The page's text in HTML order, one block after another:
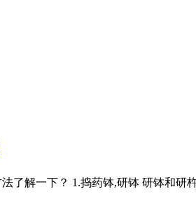
了解一下？ 1.捣药钵,研钵 研钵和